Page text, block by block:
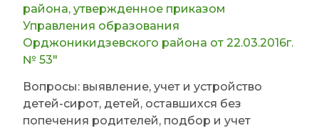
района, утвержденное приказом
Управления образования
Орджоникидзевского района от 22.03.2016г.
№ 53″
Вопросы: выявление, учет и устройство
детей-сирот, детей, оставшихся без
попечения родителей, подбор и учет